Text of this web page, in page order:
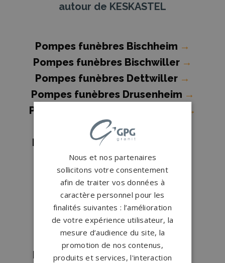
autour de KESKASTEL
Pompes funèbres Bischheim →
Pompes funèbres Bischwiller →
Pompes funèbres Dettwiller →
Pompes funèbres Drusenheim →
Pompes funèbres Duttlenheim
→
Pompes funèbres Haguenau
Pompes funèbres KESKASTEL
Pompes funèbres Molsheim
Pompes funèbres Mothern
Pompes funèbres Oberdorf-
Spachbach→
Pompes funèbres Schirmeck
Pompes funèbres Seltz
Pompes funèbres Strasbourg
Nous et nos partenaires
sollicitons votre consentement
afin de traiter vos données à
caractère personnel pour les
finalités suivantes : l’amélioration
de votre expérience utilisateur, la
mesure d’audience du site, la
promotion de nos contenus,
produits et services, l'interaction